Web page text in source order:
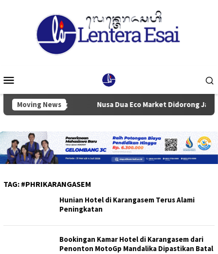
Mobile
Moving News
Badung Nusa Dua Eco Market Didorong Jadi Pusat
TAG: #PHRIKARANGASEM
Hunian Hotel di Karangasem Terus Alami
Peningkatan
Bookingan Kamar Hotel di Karangasem dari
Penonton MotoGp Mandalika Dipastikan Batal